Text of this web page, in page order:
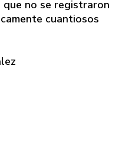
no se registraron
cuantiosos